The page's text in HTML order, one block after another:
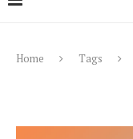
Home Tags